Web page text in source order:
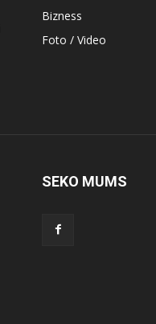
Bizness
Foto / Video
SEKO MUMS